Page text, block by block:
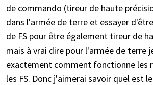
de commando (tireur de haute
dans l'armée de terre et essayer
de FS pour être également tireur de
mais à vrai dire pour l'armée de terre
exactement comment fonctionne les
les FS. Donc j'aimerai savoir quel est